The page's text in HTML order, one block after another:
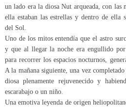
un lado era la diosa Nut arqueada, con las
ella estaban las estrellas y dentro de ella
del Sol.
Uno de los mitos entendía que el astro
y que al llegar la noche era engullido por
para recorrer los espacios nocturnos,
A la mañana siguiente, una vez
diosa plenamente rejuvenecido y
escarabajo o un niño.
Una emotiva leyenda de origen